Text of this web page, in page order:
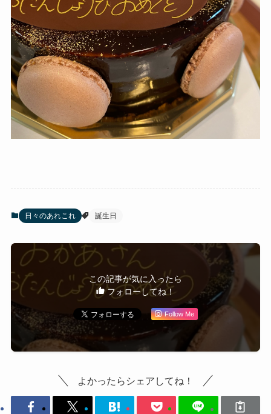
日々のあれこれ 誕生日
この記事が気に入ったら
フォローしてね！
Follow Me
よかったらシェアしてね！